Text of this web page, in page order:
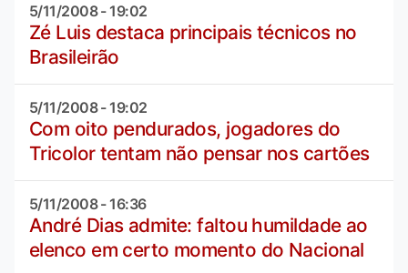
5/11/2008 - 19:02
Zé Luis destaca principais técnicos no
Brasileirão
5/11/2008 - 19:02
Com oito pendurados, jogadores do
Tricolor tentam não pensar nos cartões
5/11/2008 - 16:36
André Dias admite: faltou humildade ao
elenco em certo momento do Nacional